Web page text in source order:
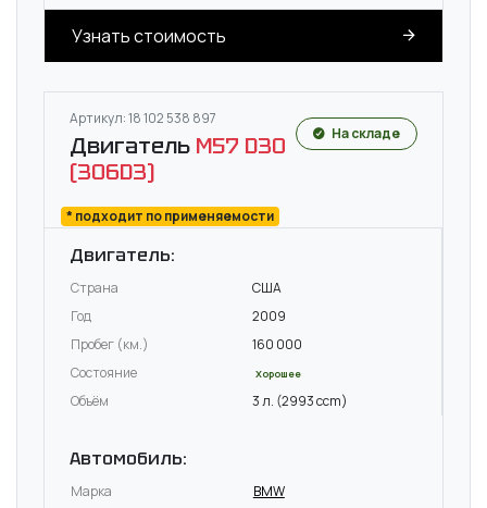
Узнать стоимость
Артикул: 18 102 538 897
Двигатель M57 D30
(306D3)
* подходит по применяемости
На складе
Двигатель:
Страна
США
Год
2009
Пробег (км.)
160 000
Состояние
Хорошее
Объём 3 л. (2993 ccm)
Автомобиль:
Марка
BMW